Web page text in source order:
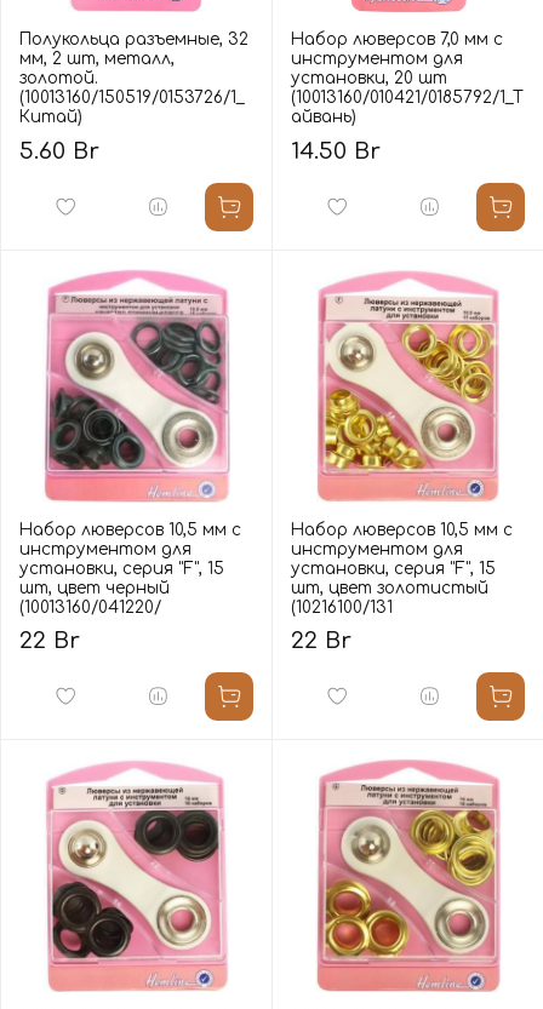
Полукольца разъемные, 32
мм, 2 шт, металл,
золотой.
(10013160/150519/0153726/1_
Китай)
5.60 Br
Набор люверсов 7,0 мм с
инструментом для
установки, 20 шт
(10013160/010421/0185792/1_Т
айвань)
14.50 Br
Набор люверсов 10,5 мм с
инструментом для
установки, серия "F", 15
шт, цвет черный
(10013160/041220/
22 Br
Набор люверсов 10,5 мм с
инструментом для
установки, серия "F", 15
шт, цвет золотистый
(10216100/131
22 Br